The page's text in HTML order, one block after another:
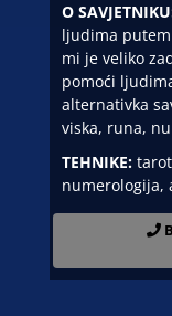
O
ljudima
mi je veliko
pomoći
alternativka
viska, runa,
TEHNIKE:
numerologija,